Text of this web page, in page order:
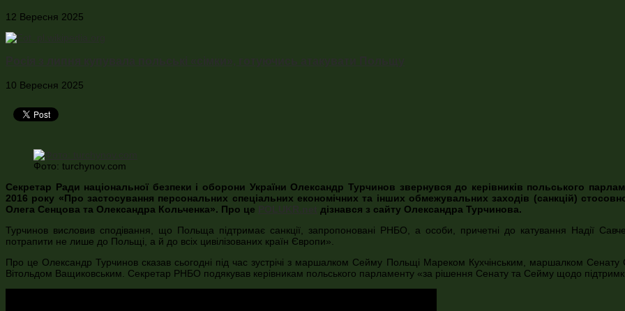
12 Вересня 2025
10 Вересня 2025
Фото: turchynov.com
Секретар Ради національної безпеки і оборони України Олександр Турчинов звернувся до керівників польського
2016 року «Про застосування персональних спеціальних економічних та інших обмежувальних заходів (санкцій)
Олега Сенцова та Олександра Кольченка». Про це
дізнався з сайту Олександра Турчинова.
Турчинов висловив сподівання, що Польща підтримає санкції, запропоновані РНБО, а особи, причетні до катування Надії
потрапити не лише до Польщі, а й до всіх цивілізованих країн Європи».
Про це Олександр Турчинов сказав сьогодні під час зустрічі з маршалком Сейму Польщі Мареком Кухчінським, маршалком Сенату
Вітольдом Ващиковським. Секретар РНБО подякував керівникам польського парламенту «за рішення Сенату та Сейму щодо